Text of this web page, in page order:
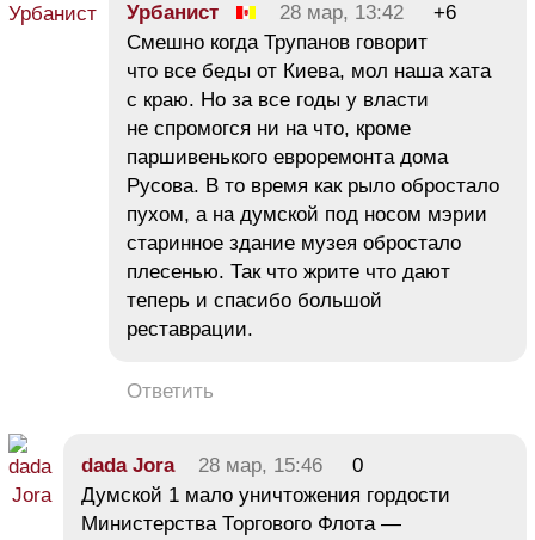
Урбанист 28 мар, 13:42
+6
Смешно когда Трупанов говорит
что все беды от Киева, мол наша хата
с краю. Но за все годы у власти
не спромогся ни на что, кроме
паршивенького евроремонта дома
Русова. В то время как рыло обростало
пухом, а на думской под носом мэрии
старинное здание музея обростало
плесенью. Так что жрите что дают
теперь и спасибо большой
реставрации.
Ответить
dada Jora 28 мар, 15:46
0
Думской 1 мало уничтожения гордости
Министерства Торгового Флота —